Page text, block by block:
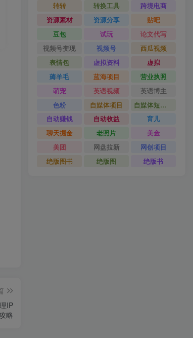
IP
略
转转
转换工具
跨境电商
资源素材
资源分享
贴吧
豆包
试玩
论文代写
视频号变现
视频号
西瓜视频
表情包
虚拟资料
虚拟
薅羊毛
蓝海项目
营业执照
萌宠
英语视频
英语博主
色粉
自媒体项目
自媒体短视频
自动赚钱
自动收益
育儿
聊天掘金
老照片
美金
美团
网盘拉新
网创项目
绝版图书
绝版图 绝版书